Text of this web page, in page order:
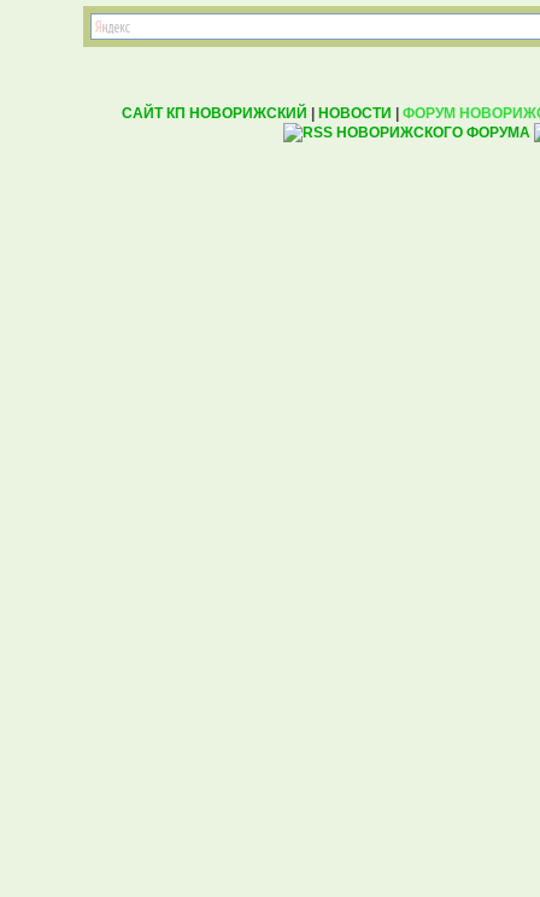
САЙТ КП НОВОРИЖСКИЙ НОВОСТИ ФОРУМ